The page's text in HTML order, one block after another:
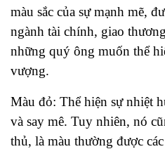
màu sắc của sự mạnh mẽ,
ngành tài chính, giao
những quý ông muốn thể
vượng.
Màu đỏ: Thể hiện sự nhiệt
và say mê. Tuy nhiên, nó
thủ, là màu thường được